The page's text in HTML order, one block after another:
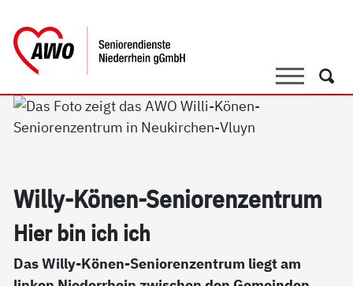
SucheSuche
Wil­ly-Kö­nen-Se­nio­ren­zen­trum
Hier bin ich ich
Das Willy-Könen-Seniorenzentrum liegt am